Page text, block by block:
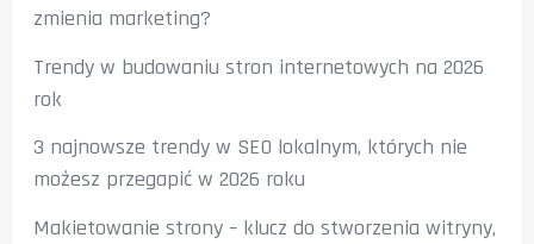
zmienia marketing?
Trendy w budowaniu stron internetowych na 2026
rok
3 najnowsze trendy w SEO lokalnym, których nie
możesz przegapić w 2026 roku
Makietowanie strony – klucz do stworzenia witryny,